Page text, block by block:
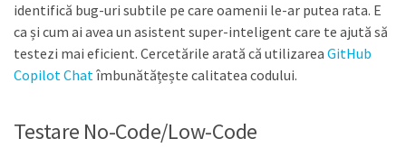
identifică bug-uri subtile pe care oamenii le-ar putea rata. E
ca și cum ai avea un asistent super-inteligent care te ajută să
testezi mai eficient. Cercetările arată că utilizarea GitHub
Copilot Chatîmbunătățește calitatea codului.
Testare No-Code/Low-Code